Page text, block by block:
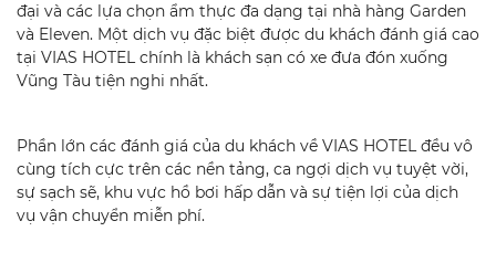
đại và các lựa chọn ẩm thực đa dạng tại nhà hàng Garden
và Eleven. Một dịch vụ đặc biệt được du khách đánh giá cao
tại VIAS HOTEL chính là khách sạn có xe đưa đón xuống
Vũng Tàu tiện nghi nhất.
Phần lớn các đánh giá của du khách về VIAS HOTELđều vô
cùng tích cực trên các nền tảng, ca ngợi dịch vụ tuyệt vời,
sự sạch sẽ, khu vực hồ bơi hấp dẫn và sự tiện lợi của dịch
vụ vận chuyển miễn phí.